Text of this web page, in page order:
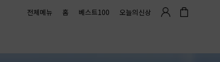
전체메뉴 홈 베스트100 오늘의신상